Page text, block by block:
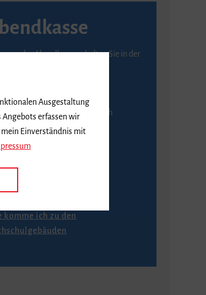
an der Abendkasse erhalten Sie in der
Abendkasse ist ausschließlich
möglich.
komme ich zu den
Ausgestaltung
erfassen wir
Einverständnis mit